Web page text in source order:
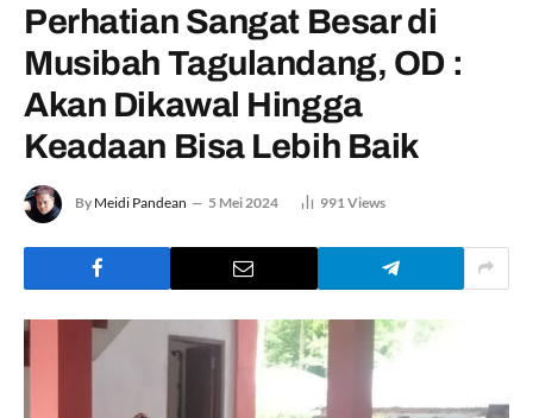
Perhatian Sangat Besar di
Musibah Tagulandang, OD :
Akan Dikawal Hingga
Keadaan Bisa Lebih Baik
By Meidi Pandean 5 Mei 2024 991 Views